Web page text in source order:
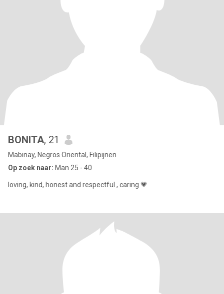
BONITA, 21
Mabinay, Negros Oriental, Filipijnen
Op zoek naar: Man 25 - 40
loving, kind, honest and respectful , caring 💗